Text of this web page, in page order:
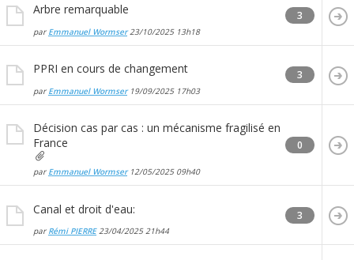
Arbre remarquable
par Emmanuel Wormser23/10/2025 13h18
3
PPRI en cours de changement
par Emmanuel Wormser19/09/2025 17h03
3
Décision cas par cas : un mécanisme fragilisé en
France
par Emmanuel Wormser12/05/2025 09h40
0
Canal et droit d'eau:
par Rémi PIERRE23/04/202521h44
3